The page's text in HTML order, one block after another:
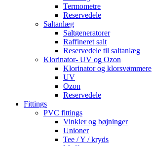
Termometre
Reservedele
Saltanlæg
Saltgeneratorer
Raffineret salt
Reservedele til saltanlæg
Klorinator- UV og Ozon
Klorinator og klorsvømmere
UV
Ozon
Reservedele
Fittings
PVC fittings
Vinkler og bøjninger
Unioner
Tee / Y / kryds